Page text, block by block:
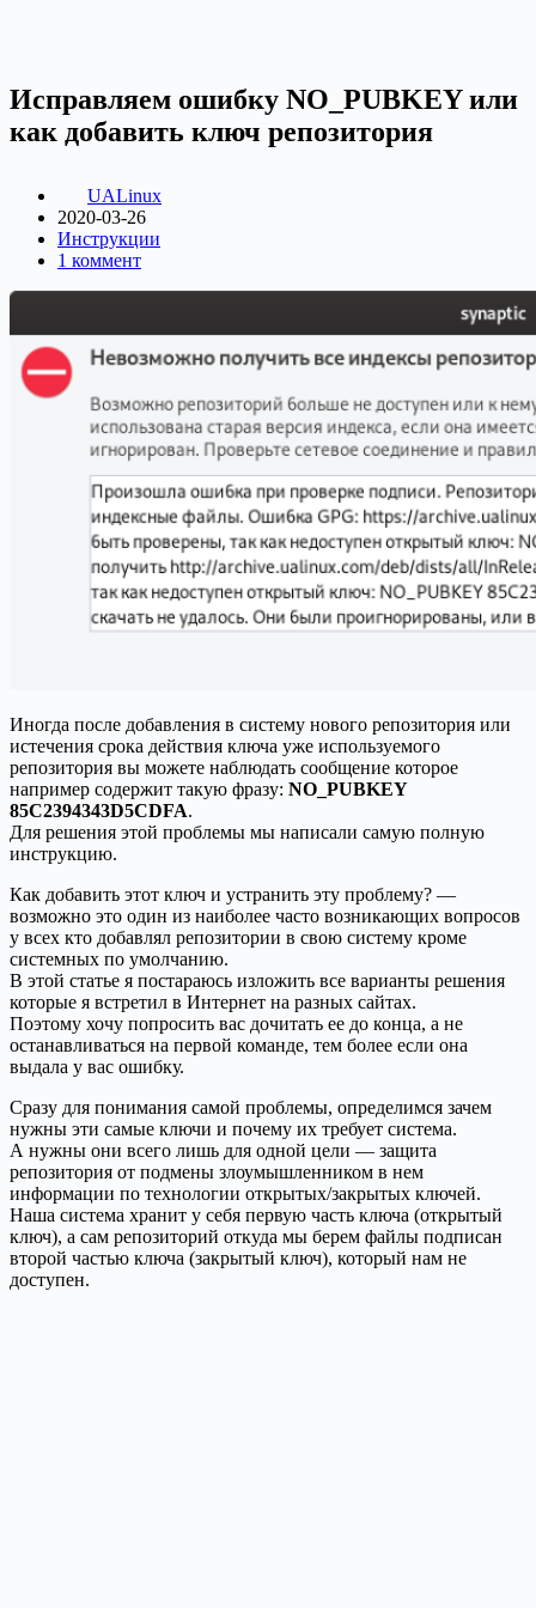
Исправляем ошибку NO_PUBKEY или
как добавить ключ репозитория
UALinux
2020-03-26
Инструкции
1 коммент
Иногда после добавления в систему нового репозитория или
истечения срока действия ключа уже используемого
репозитория вы можете наблюдать сообщение которое
например содержит такую фразу: NO_PUBKEY
85C2394343D5CDFA.
Для решения этой проблемы мы написали самую полную
инструкцию.
Как добавить этот ключ и устранить эту проблему? —
возможно это один из наиболее часто возникающих вопросов
у всех кто добавлял репозитории в свою систему кроме
системных по умолчанию.
В этой статье я постараюсь изложить все варианты решения
которые я встретил в Интернет на разных сайтах.
Поэтому хочу попросить вас дочитать ее до конца, а не
останавливаться на первой команде, тем более если она
выдала у вас ошибку.
Сразу для понимания самой проблемы, определимся зачем
нужны эти самые ключи и почему их требует система.
А нужны они всего лишь для одной цели — защита
репозитория от подмены злоумышленником в нем
информации по технологии открытых/закрытых ключей.
Наша система хранит у себя первую часть ключа (открытый
ключ), а сам репозиторий откуда мы берем файлы подписан
второй частью ключа (закрытый ключ), который нам не
доступен.